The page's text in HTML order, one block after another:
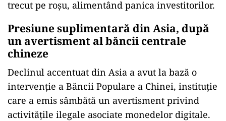
trecut pe roșu, alimentând panica investitorilor.
Presiune suplimentară din Asia, după
un avertisment al băncii centrale
chineze
Declinul accentuat din Asia a avut la bază o
intervenție a Băncii Populare a Chinei, instituție
care a emis sâmbătă un avertisment privind
activitățile ilegale asociate monedelor digitale.